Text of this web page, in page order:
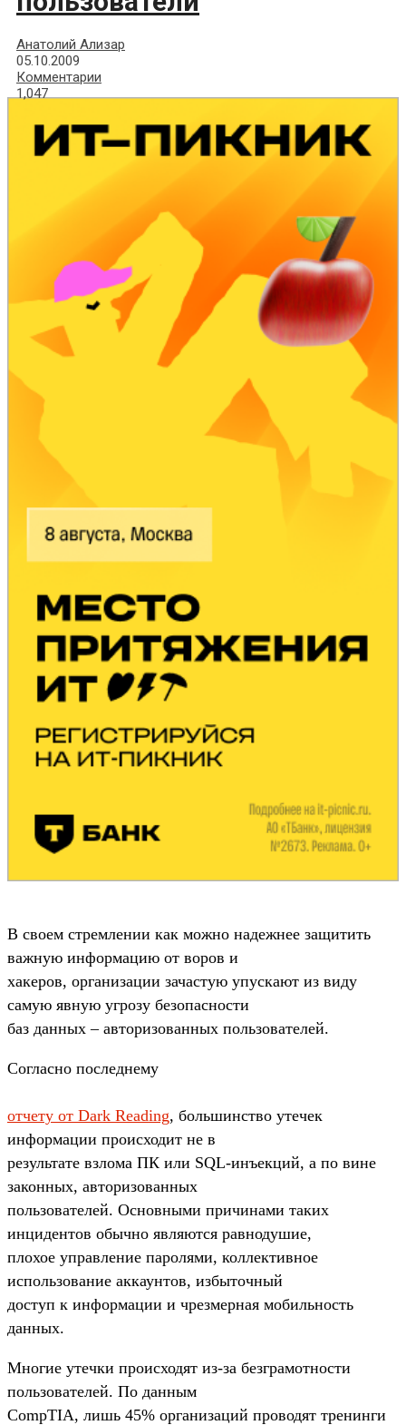
Анатолий Ализар
05.10.2009
Комментарии
1,047
В своем стремлении как можно надежнее защитить
важную информацию от воров и
хакеров, организации зачастую упускают из виду
самую явную угрозу безопасности
баз данных – авторизованных пользователей.
Согласно последнему
отчету от Dark Reading, большинство утечек
информации происходит не в
результате взлома ПК или SQL-инъекций, а по вине
законных, авторизованных
пользователей. Основными причинами таких
инцидентов обычно являются равнодушие,
плохое управление паролями, коллективное
использование аккаунтов, избыточный
доступ к информации и чрезмерная мобильность
данных.
Многие утечки происходят из-за безграмотности
пользователей. По данным
CompTIA, лишь 45% организаций проводят тренинги